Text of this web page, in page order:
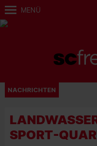
MENÜ
NACHRICHTEN
SPORT-